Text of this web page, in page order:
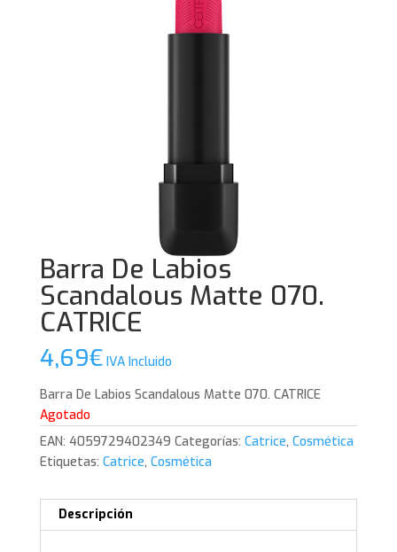
Barra De Labios
Scandalous Matte 070.
CATRICE
4,69€ IVA Incluido
Barra De Labios Scandalous Matte 070. CATRICE
Agotado
EAN: 4059729402349 Categorías: Catrice, Cosmética
Etiquetas: Catrice, Cosmética
Descripción